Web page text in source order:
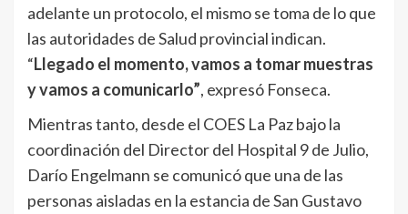
adelante un protocolo, el mismo se toma de lo que
las autoridades de Salud provincial indican.
“Llegado el momento, vamos a tomar muestras
y vamos a comunicarlo”, expresó Fonseca.
Mientras tanto, desde el COES La Paz bajo la
coordinación del Director del Hospital 9 de Julio,
Darío Engelmann se comunicó que una de las
personas aisladas en la estancia de San Gustavo